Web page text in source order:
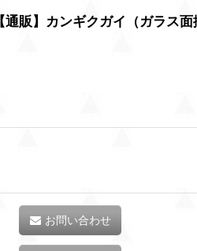
販】カンギクガイ（ガラス
お問い合わせ